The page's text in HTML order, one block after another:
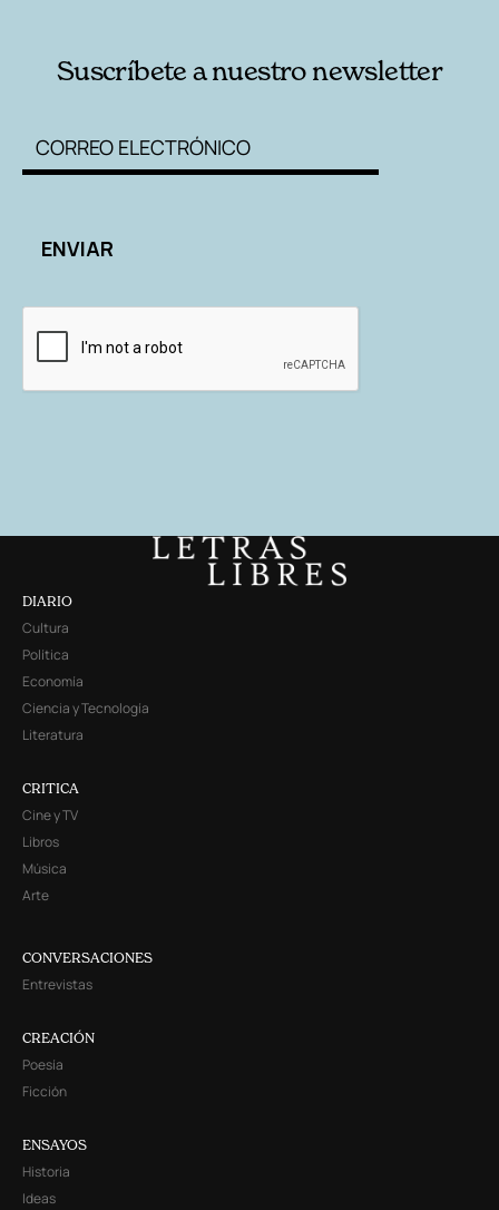
Suscríbete a nuestro newsletter
DIARIO
Cultura
Política
Economía
Ciencia y Tecnología
Literatura
CRITICA
Cine y TV
Libros
Música
Arte
CONVERSACIONES
Entrevistas
CREACIÓN
Poesía
Ficción
ENSAYOS
Historia
Ideas